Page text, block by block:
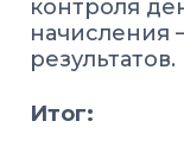
контроля
начисления
результатов.
Итог: